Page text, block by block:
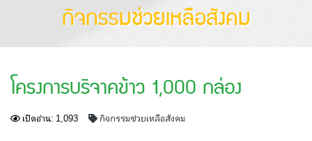
กิจกรรมช่วยเหลือสังคม
โครงการบริจาคข้าว 1,000 กล่อง
เปิดอ่าน: 1,093 กิจกรรมช่วยเหลือสังคม